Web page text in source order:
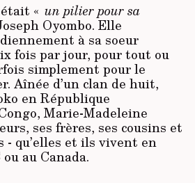
« un pilier pour sa
Oyombo. Elle
à sa soeur
fois par jour, pour tout ou
simplement pour le
Aînée d’un clan de huit,
en République
Marie-Madeleine
ses frères, ses cousins et
- qu’elles et ils vivent en
au Canada.